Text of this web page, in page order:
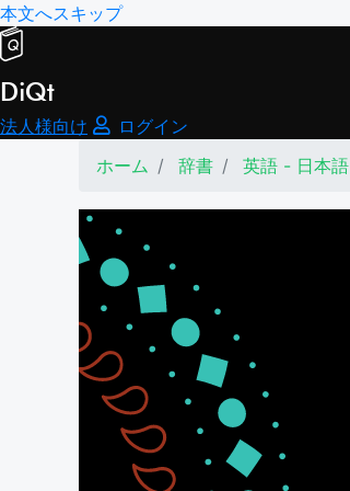
本文へスキップ
DiQt
法人様向け
ログイン
ホーム
辞書 英語 - 日本語